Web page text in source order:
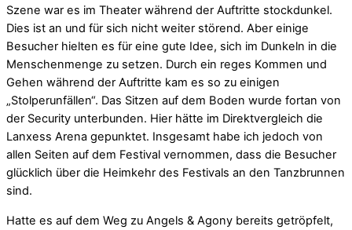
Szene war es im Theater während der Auftritte stockdunkel.
Dies ist an und für sich nicht weiter störend. Aber einige
Besucher hielten es für eine gute Idee, sich im Dunkeln in die
Menschenmenge zu setzen. Durch ein reges Kommen und
Gehen während der Auftritte kam es so zu einigen
„Stolperunfällen“. Das Sitzen auf dem Boden wurde fortan von
der Security unterbunden. Hier hätte im Direktvergleich die
Lanxess Arena gepunktet. Insgesamt habe ich jedoch von
allen Seiten auf dem Festival vernommen, dass die Besucher
glücklich über die Heimkehr des Festivals an den Tanzbrunnen
sind.
Hatte es auf dem Weg zu Angels & Agony bereits getröpfelt,